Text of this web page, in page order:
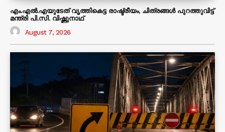
എം.എൽ.എയുടേത് വൃത്തികെട്ട രാഷ്ട്രീയം, ചിത്രങ്ങൾ പുറത്തുവിട്ട്
മന്ത്രി പി.സി. വിഷ്ണുനാഥ്
August 7, 2026